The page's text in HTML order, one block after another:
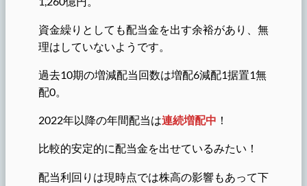
資金繰りとしても配当金を出す余裕があり、無
理はしていないようです。
過去10期の増減配当回数は増配6減配1据置1無
配0。
2022年以降の年間配当は連続増配中 ！
比較的安定的に配当金を出せているみたい！
配当利回りは現時点では株高の影響もあって下